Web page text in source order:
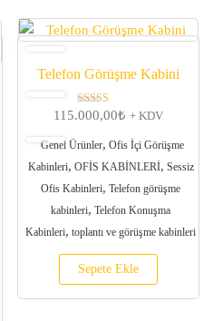
Telefon Görüşme Kabini
5 üzerinden
115.000,00₺ + KDV
Genel Ürünler, Ofis İçi Görüşme
Kabinleri, OFİS KABİNLERİ, Sessiz
Ofis Kabinleri, Telefon görüşme
kabinleri, Telefon Konuşma
Kabinleri, toplantı ve görüşme kabinleri
Sepete Ekle